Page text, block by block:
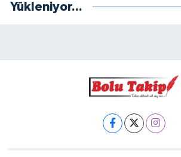
Yükleniyor...